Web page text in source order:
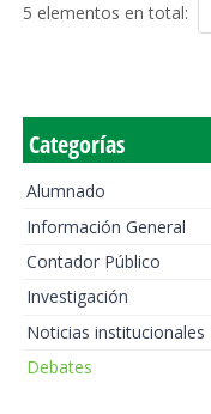
5 elementos en total:
Categorías
Alumnado
Información General
Contador Público
Investigación
Noticias institucionales
Debates